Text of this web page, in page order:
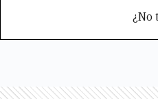
¿No